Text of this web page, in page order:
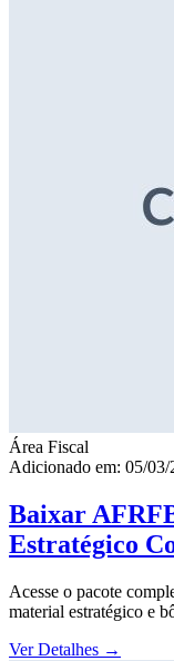
Área Fiscal
Adicionado em: 05/03/
Baixar
Estratégico
Acesse o pacote
material estratégico e
Ver Detalhes →